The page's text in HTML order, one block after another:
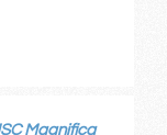
Magnifica